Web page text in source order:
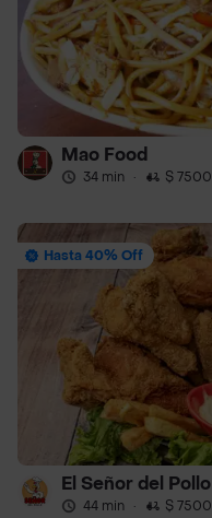
Mao Food
34 min · $ 7500
Hasta 40% Off
El Señor del Pollo
44 min · $ 7500